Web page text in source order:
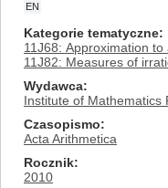
EN
Kategorie tematyczne
11J68: Approximation
11J82: Measures of
Wydawca
Institute of Mathematics
Czasopismo
Acta Arithmetica
Rocznik
2010